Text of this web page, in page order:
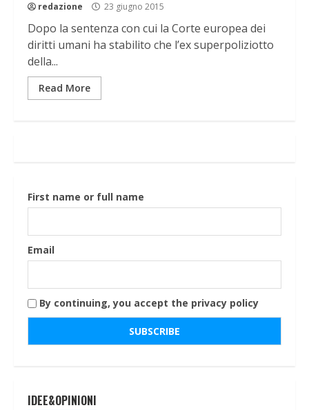
redazione 23 giugno 2015
Dopo la sentenza con cui la Corte europea dei
diritti umani ha stabilito che l’ex superpoliziotto
della...
Read More
First name or full name
Email
By continuing, you accept the privacy policy
IDEE&OPINIONI